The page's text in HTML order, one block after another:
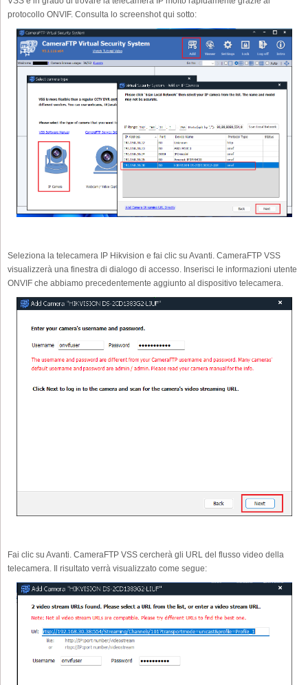
protocollo ONVIF. Consulta lo screenshot qui sotto:
Seleziona la telecamera IP Hikvision e fai clic su Avanti. CameraFTP VSS
visualizzerà una finestra di dialogo di accesso. Inserisci le informazioni utente
ONVIF che abbiamo precedentemente aggiunto al dispositivo telecamera.
Fai clic su Avanti. CameraFTP VSS cercherà gli URL del flusso video della
telecamera. Il risultato verrà visualizzato come segue: